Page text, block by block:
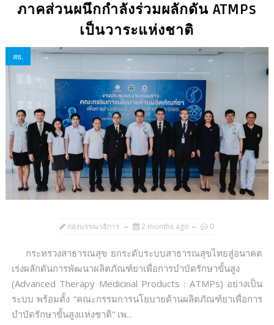
ภาคส่วนผนึกกำลังร่วมผลักดัน ATMPs
เป็นวาระแห่งชาติ
สธ.
กองบรรณาธิการ 2 months ago 0
กระทรวงสาธารณสุข ยกระดับระบบสาธารณสุขไทยสู่อนาคต
เร่งผลักดันการพัฒนาผลิตภัณฑ์ยาเพื่อการบำบัดรักษาขั้นสูง
(Advanced Therapy Medicinal Products : ATMPs) อย่างเป็น
ระบบ พร้อมตั้ง “คณะกรรมการนโยบายด้านผลิตภัณฑ์ยาเพื่อการ
บำบัดรักษาขั้นสูงแห่งชาติ” เพ...